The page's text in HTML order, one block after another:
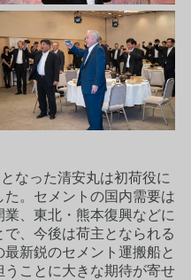
なった清安丸は初荷役に
。セメントの国内需要は
、東北・熊本復興などに
、今後は荷主となられる
最新鋭のセメント運搬船と
うことに大きな期待が寄せ